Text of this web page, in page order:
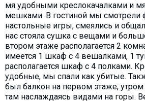
мя удобными креслокачалками и
мешками. В гостиной мы смотрели
настольные игры, смеялись и
нас стояла сушка с вещами и
втором этаже располагается 2
имеется 1 шкаф с 4 вешалками, 1
располагается шкаф с 4 полками.
удобные, мы спали как убитые.
был балкон на первом этаже,
там наслаждаясь видами на горы.